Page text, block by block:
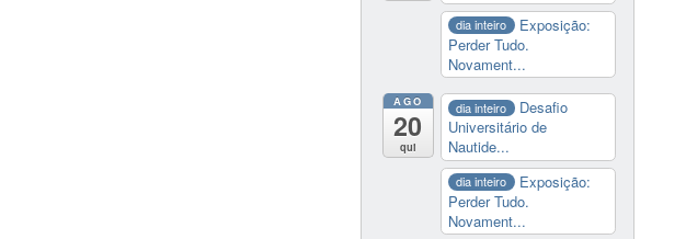
dia inteiro
Exposição:
Perder Tudo.
Novament...
AGO
20
qui
dia inteiro
Desafio
Universitário de
Nautide...
dia inteiro
Exposição:
Perder Tudo.
Novament...